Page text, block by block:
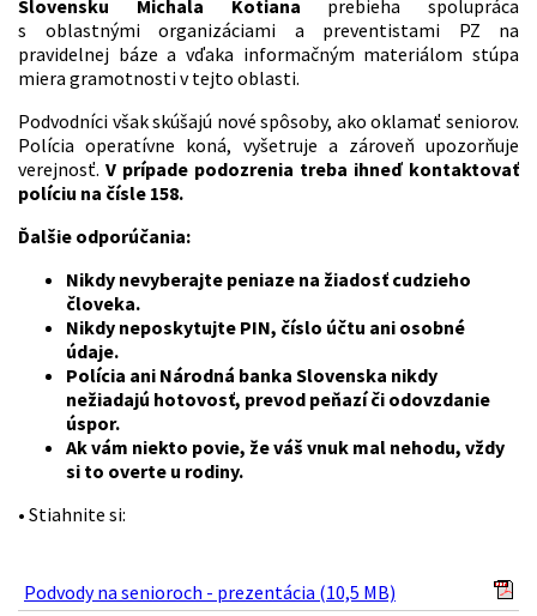
Slovensku Michala Kotiana prebieha spolupráca
s oblastnými organizáciami a preventistami PZ na
pravidelnej báze a vďaka informačným materiálom stúpa
miera gramotnosti v tejto oblasti.
Podvodníci však skúšajú nové spôsoby, ako oklamať seniorov.
Polícia operatívne koná, vyšetruje a zároveň upozorňuje
verejnosť. V prípade podozrenia treba ihneď kontaktovať
políciu na čísle 158.
Ďalšie odporúčania:
Nikdy nevyberajte peniaze na žiadosť cudzieho
človeka.
Nikdy neposkytujte PIN, číslo účtu ani osobné
údaje.
Polícia ani Národná banka Slovenska nikdy
nežiadajú hotovosť, prevod peňazí či odovzdanie
úspor.
Ak vám niekto povie, že váš vnuk mal nehodu, vždy
si to overte u rodiny.
• Stiahnite si:
Podvody na senioroch - prezentácia (10,5 MB)